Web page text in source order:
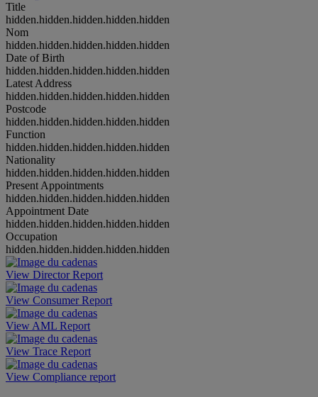
Title
hidden.hidden.hidden.hidden.hidden
Nom
hidden.hidden.hidden.hidden.hidden
Date of Birth
hidden.hidden.hidden.hidden.hidden
Latest Address
hidden.hidden.hidden.hidden.hidden
Postcode
hidden.hidden.hidden.hidden.hidden
Function
hidden.hidden.hidden.hidden.hidden
Nationality
hidden.hidden.hidden.hidden.hidden
Present Appointments
hidden.hidden.hidden.hidden.hidden
Appointment Date
hidden.hidden.hidden.hidden.hidden
Occupation
hidden.hidden.hidden.hidden.hidden
View Director Report
View Consumer Report
View AML Report
View Trace Report
View Compliance report